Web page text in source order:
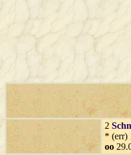
2
* (err)
oo